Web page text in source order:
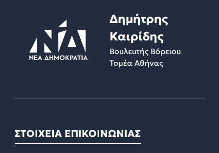
Δημήτρης
Καιρίδης
Βουλευτής Βόρειου
Τομέα Αθήνας
ΣΤΟΙΧΕΙΑ ΕΠΙΚΟΙΝΩΝΙΑΣ